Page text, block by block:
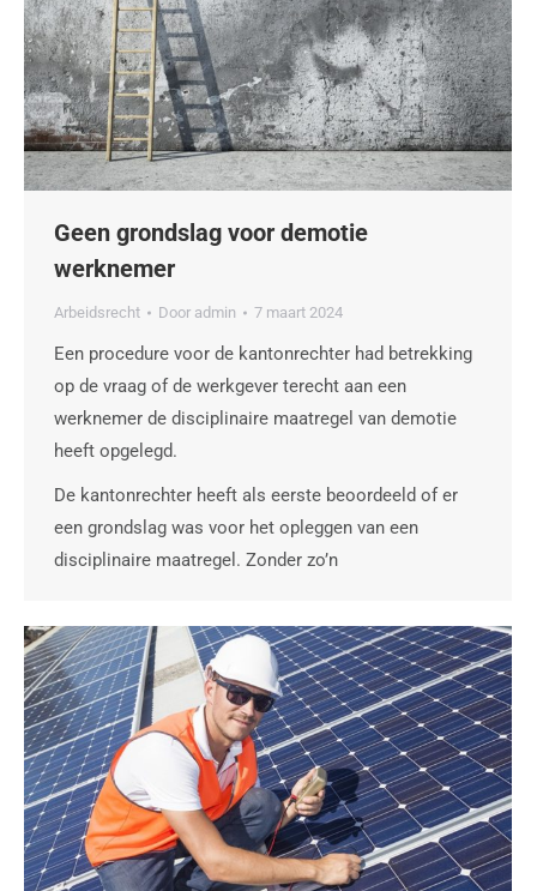
Geen grondslag voor demotie
werknemer
Arbeidsrecht Door admin 7 maart 2024
Een procedure voor de kantonrechter had betrekking
op de vraag of de werkgever terecht aan een
werknemer de disciplinaire maatregel van demotie
heeft opgelegd.
De kantonrechter heeft als eerste beoordeeld of er
een grondslag was voor het opleggen van een
disciplinaire maatregel. Zonder zo’n